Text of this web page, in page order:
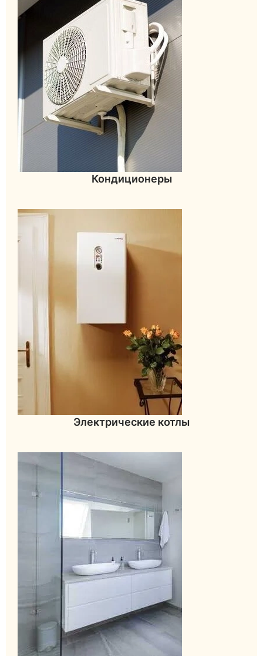
Кондиционеры
Электрические котлы